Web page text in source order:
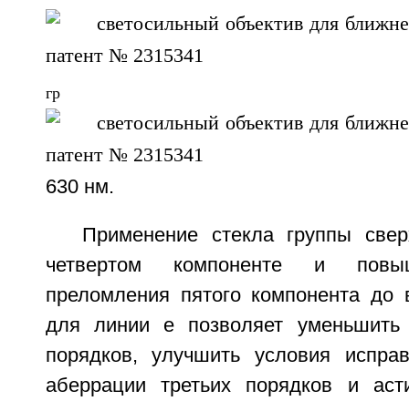
гр
630 нм.
Применение стекла группы
четвертом компоненте и
преломления пятого компонента
для линии е позволяет
порядков, улучшить условия
аберрации третьих порядков и